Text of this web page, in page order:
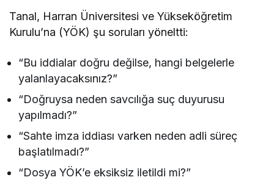
Tanal, Harran Üniversitesi ve Yükseköğretim
Kurulu’na (YÖK) şu soruları yöneltti:
“Bu iddialar doğru değilse, hangi belgelerle
yalanlayacaksınız?”
“Doğruysa neden savcılığa suç duyurusu
yapılmadı?”
“Sahte imza iddiası varken neden adli süreç
başlatılmadı?”
“Dosya YÖK’e eksiksiz iletildi mi?”